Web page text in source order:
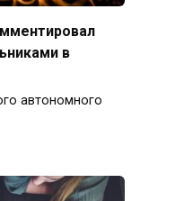
в
автономного